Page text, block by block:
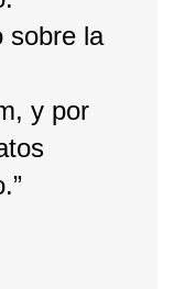
sobre la
y por